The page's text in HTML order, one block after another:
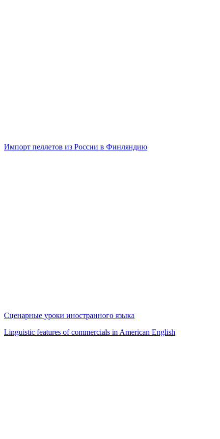
Импорт пеллетов из России в Финляндию
Сценарные уроки иностранного языка
Linguistic features of commercials in American English